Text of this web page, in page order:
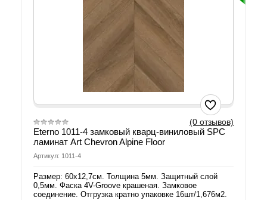
(0 отзывов)
Eterno 1011-4 замковый кварц-виниловый SPC
ламинат Art Chevron Alpine Floor
Артикул: 1011-4
Размер: 60х12,7см. Толщина 5мм. Защитный слой
0,5мм. Фаска 4V-Groove крашеная. Замковое
соединение. Отгрузка кратно упаковке 16шт/1,676м2.